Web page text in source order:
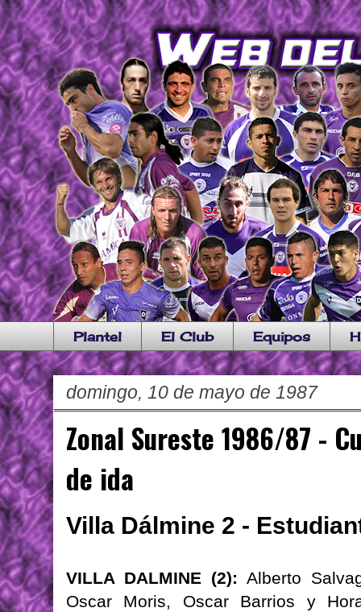
Plantel El Club Equipos
domingo, 10 de mayo de 1987
Zonal Sureste 1986/87 -
de ida
Villa Dálmine 2 -
VILLA DALMINE (2): Alberto
Oscar Moris, Oscar Barrios y